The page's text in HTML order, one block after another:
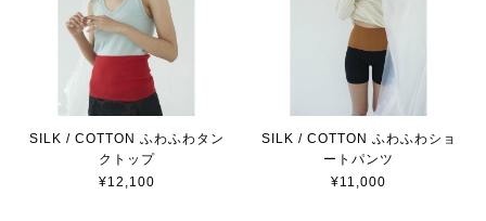
SILK / COTTON ふわふわタン
クトップ
¥12,100
SILK / COTTON ふわふわショ
ートパンツ
¥11,000